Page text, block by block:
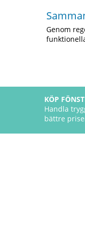
Genom
KÖP
Handla
bättre